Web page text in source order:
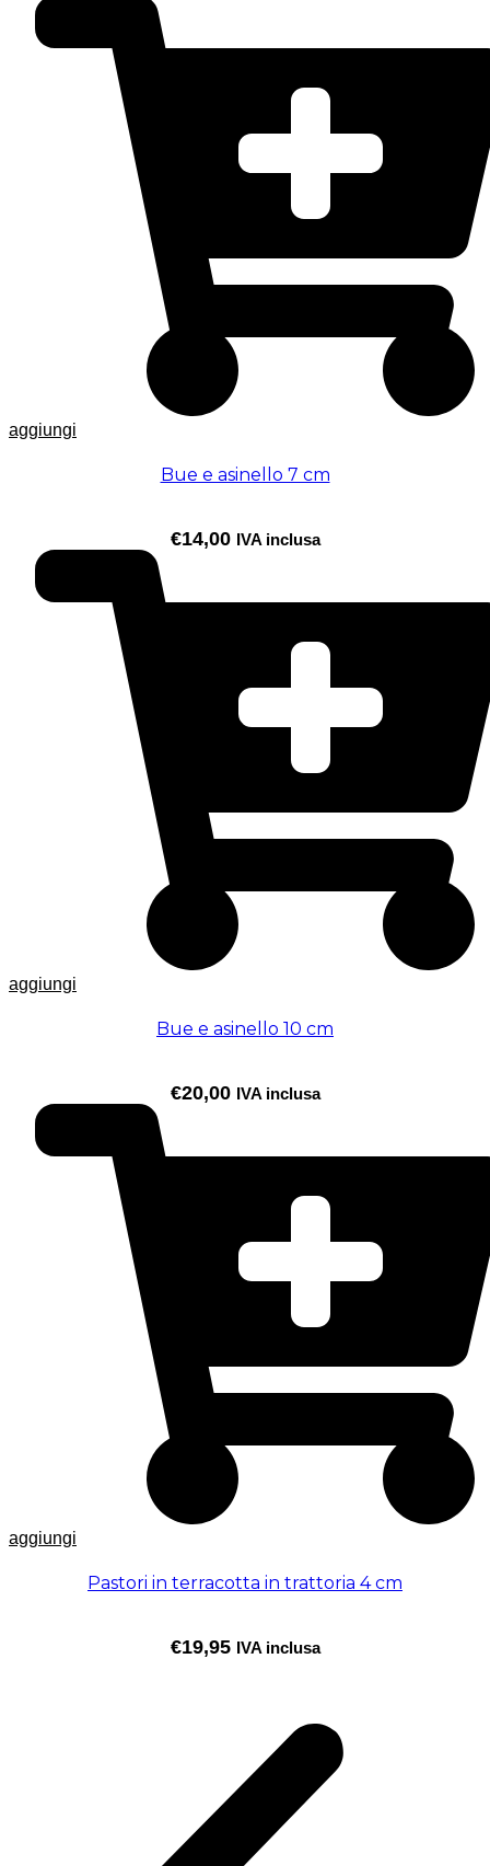
aggiungi
Bue e asinello 7 cm
€14,00 IVA inclusa
aggiungi
Bue e asinello 10 cm
€20,00 IVA inclusa
aggiungi
Pastori in terracotta in trattoria 4 cm
€19,95 IVA inclusa